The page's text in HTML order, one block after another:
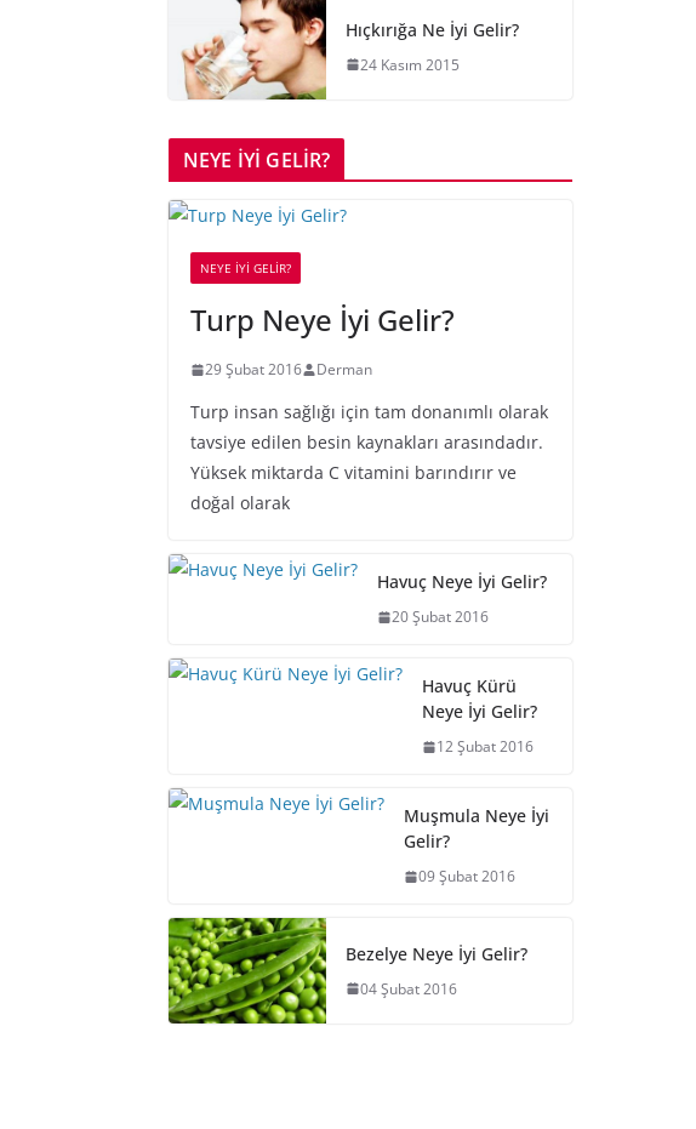
Hıçkırığa Ne İyi Gelir?
24 Kasım 2015
NEYE İYİ GELİR?
NEYE İYİ GELİR?
Turp Neye İyi Gelir?
29 Şubat 2016 Derman
Turp insan sağlığı için tam donanımlı olarak
tavsiye edilen besin kaynakları arasındadır.
Yüksek miktarda C vitamini barındırır ve
doğal olarak
Havuç Neye İyi Gelir?
20 Şubat 2016
Havuç Kürü
Neye İyi Gelir?
12 Şubat 2016
Muşmula Neye İyi
Gelir?
09 Şubat 2016
Bezelye Neye İyi Gelir?
04 Şubat 2016